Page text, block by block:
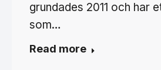
grundades 2011 och har
som…
Read more